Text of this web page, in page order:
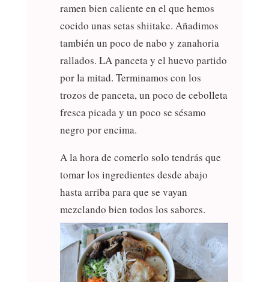
ramen bien caliente en el que hemos
cocido unas setas shiitake. Añadimos
también un poco de nabo y zanahoria
rallados. LA panceta y el huevo partido
por la mitad. Terminamos con los
trozos de panceta, un poco de cebolleta
fresca picada y un poco se sésamo
negro por encima.
A la hora de comerlo solo tendrás que
tomar los ingredientes desde abajo
hasta arriba para que se vayan
mezclando bien todos los sabores.